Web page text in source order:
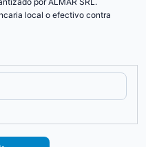
local o efectivo contra